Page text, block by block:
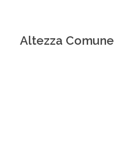
Altezza Comune